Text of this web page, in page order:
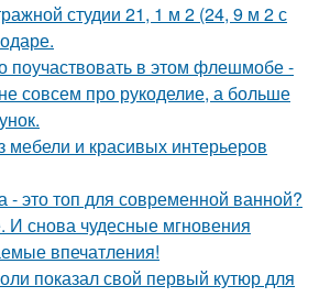
студии 21, 1 м 2 (24, 9 м 2 с
поучаствовать в этом флешмобе -
совсем про рукоделие, а больше
мебели и красивых интерьеров
- это топ для современной ванной?
снова чудесные мгновения
впечатления!
показал свой первый кутюр для